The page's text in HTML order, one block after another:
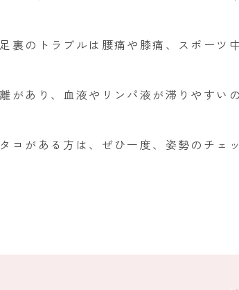
裏のトラブルは腰痛や膝痛、スポーツ
があり、血液やリンパ液が滞りやすい
コがある方は、ぜひ一度、姿勢のチェ